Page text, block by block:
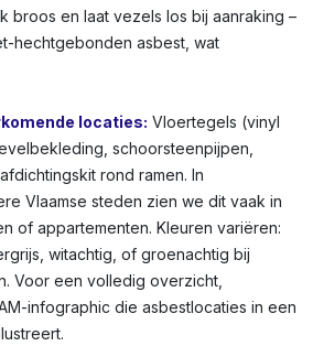
broos en laat vezels los bij aanraking –
hechtgebonden asbest, wat
locaties:
Vloertegels (vinyl
schoorsteenpijpen,